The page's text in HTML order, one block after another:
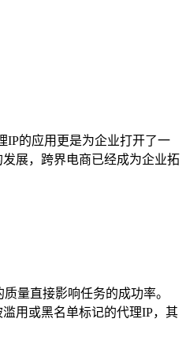
IP的应用更是为企业打开了一
展，跨界电商已经成为企业拓
量直接影响任务的成功率。
用或黑名单标记的代理IP，其